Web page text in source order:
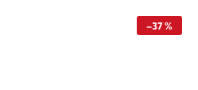
–37 %